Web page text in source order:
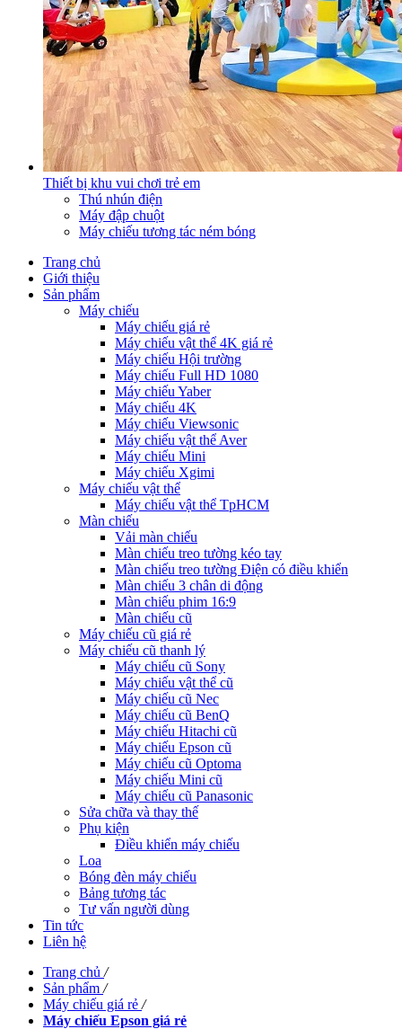
Thiết bị khu vui chơi trẻ em
Thú nhún điện
Máy đập chuột
Máy chiếu tương tác ném bóng
Trang chủ
Giới thiệu
Sản phẩm
Máy chiếu
Máy chiếu giá rẻ
Máy chiếu vật thể 4K giá rẻ
Máy chiếu Hội trường
Máy chiếu Full HD 1080
Máy chiếu Yaber
Máy chiếu 4K
Máy chiếu Viewsonic
Máy chiếu vật thể Aver
Máy chiếu Mini
Máy chiếu Xgimi
Máy chiếu vật thể
Máy chiếu vật thể TpHCM
Màn chiếu
Vải màn chiếu
Màn chiếu treo tường kéo tay
Màn chiếu treo tường Điện có điều khiển
Màn chiếu 3 chân di động
Màn chiếu phim 16:9
Màn chiếu cũ
Máy chiếu cũ giá rẻ
Máy chiếu cũ thanh lý
Máy chiếu cũ Sony
Máy chiếu vật thể cũ
Máy chiếu cũ Nec
Máy chiếu cũ BenQ
Máy chiếu Hitachi cũ
Máy chiếu Epson cũ
Máy chiếu cũ Optoma
Máy chiếu Mini cũ
Máy chiếu cũ Panasonic
Sửa chữa và thay thế
Phụ kiện
Điều khiển máy chiếu
Loa
Bóng đèn máy chiếu
Bảng tương tác
Tư vấn người dùng
Tin tức
Liên hệ
Trang chủ /
Sản phẩm /
Máy chiếu giá rẻ /
Máy chiếu Epson giá rẻ